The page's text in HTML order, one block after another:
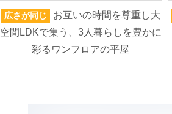
広さが同じ
お互いの時間を尊重し大
空間LDKで集う、3人暮らしを豊かに
彩るワンフロアの平屋